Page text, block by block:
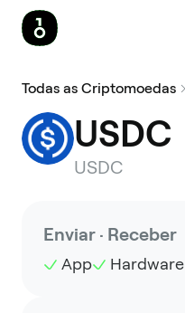
Todas as Criptomoedas
USDC
USDC
Enviar · Receber
App Hardware